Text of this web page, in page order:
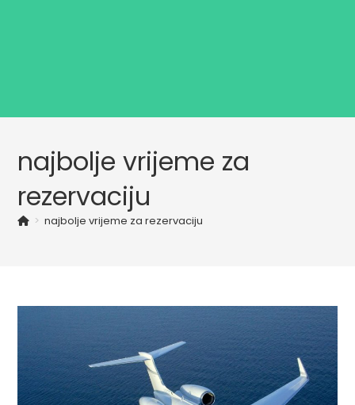
najbolje vrijeme za
rezervaciju
> najbolje vrijeme za rezervaciju